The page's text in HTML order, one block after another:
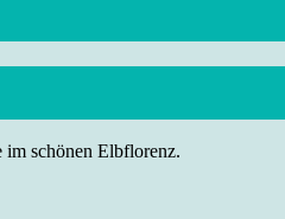
schönen Elbflorenz.